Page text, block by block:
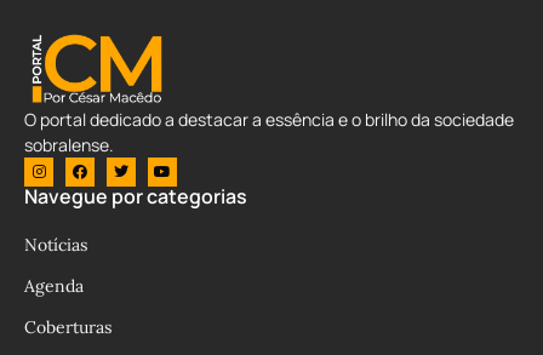
O portal dedicado a destacar a essência e o brilho da sociedade
sobralense.
Navegue por categorias
Notícias
Agenda
Coberturas